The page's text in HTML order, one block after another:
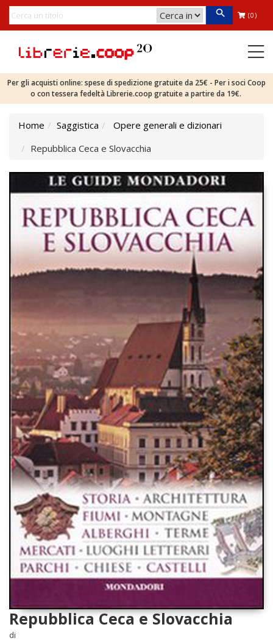
(0)
Per gli acquisti online: spese di spedizione gratuite da 25€ - Per i soci Coop
o con tessera fedeltà Librerie.coop gratuite a partire da 19€.
Home Saggistica
Opere generali e dizionari
Repubblica Ceca e Slovacchia
Repubblica Ceca e Slovacchia
di